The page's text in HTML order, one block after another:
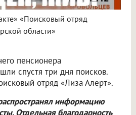
«Поисковый отряд
области»
пенсионера
спустя три дня поисков.
отряд «Лиза Алерт».
информацию
Отдельная благодарность